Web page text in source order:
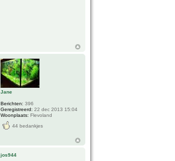
Jane
Berichten: 396
Geregistreerd: 22 dec 2013 15:04
Woonplaats: Flevoland
44 bedankjes
jos944